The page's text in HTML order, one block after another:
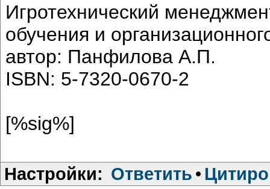
Игротехнический
обучения и
автор: Панфилова А.П.
ISBN: 5-7320-0670-2
[%sig%]
Настройки: Ответить •